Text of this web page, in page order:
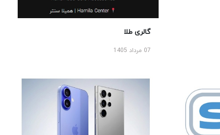
گالری طلا
07 مرداد 1405